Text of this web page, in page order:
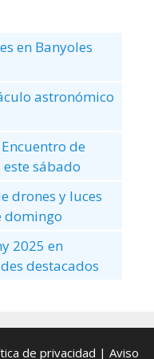
en Banyoles
astronómico
de
sábado
drones y luces
domingo
2025 en
destacados
de privacidad | Aviso